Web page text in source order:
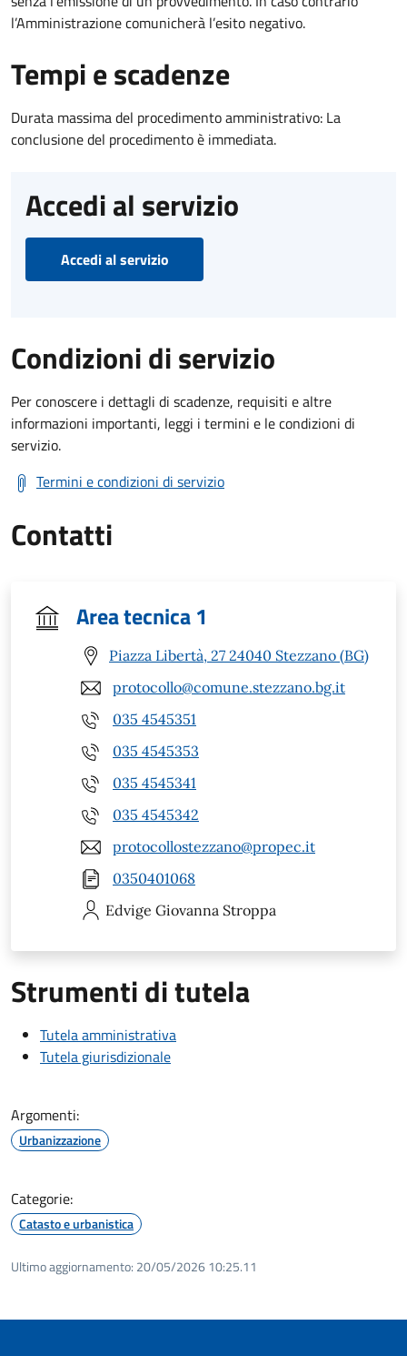
l’Amministrazione comunicherà l’esito negativo.
Tempi e scadenze
Durata massima del procedimento amministrativo: La
conclusione del procedimento è immediata.
Accedi al servizio
Accedi al servizio
Condizioni di servizio
Per conoscere i dettagli di scadenze, requisiti e altre
informazioni importanti, leggi i termini e le condizioni di
servizio.
Termini e condizioni di servizio
Contatti
Area tecnica 1
Piazza Libertà, 27 24040 Stezzano (BG)
protocollo@comune.stezzano.bg.it
035 4545351
035 4545353
035 4545341
035 4545342
protocollostezzano@propec.it
0350401068
Edvige Giovanna Stroppa
Strumenti di tutela
Tutela amministrativa
Tutela giurisdizionale
Argomenti:
Urbanizzazione
Categorie:
Catasto e urbanistica
Ultimo aggiornamento: 20/05/2026 10:25.11